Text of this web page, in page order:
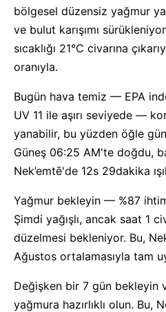
bölgesel düzensiz yağmur
ve bulut karışımı
sıcaklığı 21°C civarına
oranıyla.
Bugün hava temiz — EPA
UV 11 ile aşırı seviyede —
yanabilir, bu yüzden öğle
Güneş 06:25 AM'te doğdu,
Nek’emtē'de 12s 29dakika
Yağmur bekleyin — %87
Şimdi yağışlı, ancak saat 1
düzelmesi bekleniyor. Bu,
Ağustos ortalamasıyla tam
Değişken bir 7 gün bekleyin
yağmura hazırlıklı olun. Bu,